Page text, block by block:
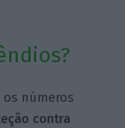
números
contra